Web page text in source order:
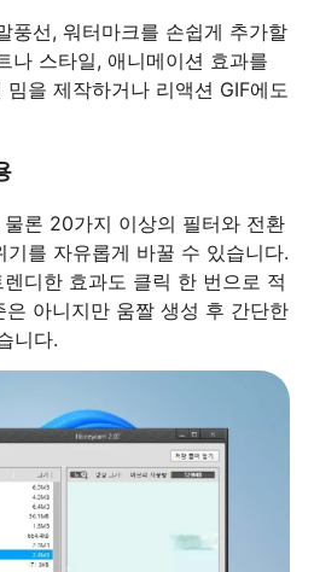
풍선, 워터마크를 손쉽게 추가할
나 스타일, 애니메이션 효과를
을 제작하거나 리액션 GIF에도
론 20가지 이상의 필터와 전환
기를 자유롭게 바꿀 수 있습니다.
디한 효과도 클릭 한 번으로 적
은 아니지만 움짤 생성 후 간단한
니다.